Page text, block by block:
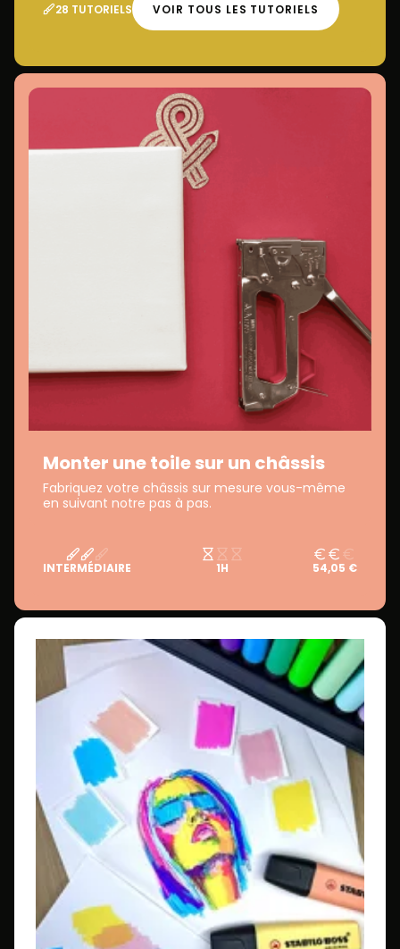
28 TUTORIELS VOIR TOUS LES TUTORIELS
Monter une toile sur un châssis
Fabriquez votre châssis sur mesure vous-même
en suivant notre pas à pas.
INTERMÉDIAIRE 1H 54,05 €